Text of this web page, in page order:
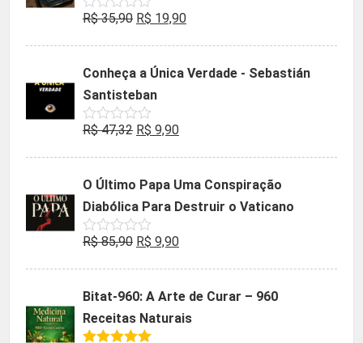
Avaliação
de
R$35,90 O
era:
R$ 35,90.
R$ 19,90O
é:
Conheça a Única Verdade - Sebastián
Santisteban
Avaliação
de
R$47,32 O
era:
R$ 47,32.
R$ 9,90O
é:
R$ 9,90.
O Último Papa Uma Conspiração
Diabólica Para Destruir o Vaticano
Avaliação
de
R$85,90 O
era:
R$ 85,90.
R$ 9,90O
é:
R$ 9,90.
Bitat-960: A Arte de Curar – 960
Receitas Naturais